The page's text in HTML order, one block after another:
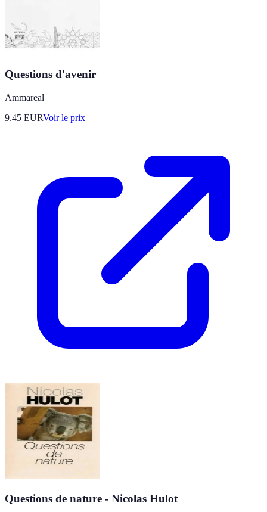
Questions d'avenir
Ammareal
9.45 EURVoir le prix
Questions de nature - Nicolas Hulot